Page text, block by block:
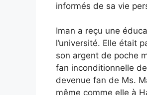
informés de sa vie
Iman a reçu une
l’université. Elle était
son argent de poche
fan inconditionnelle
devenue fan de Ms.
même comme elle à